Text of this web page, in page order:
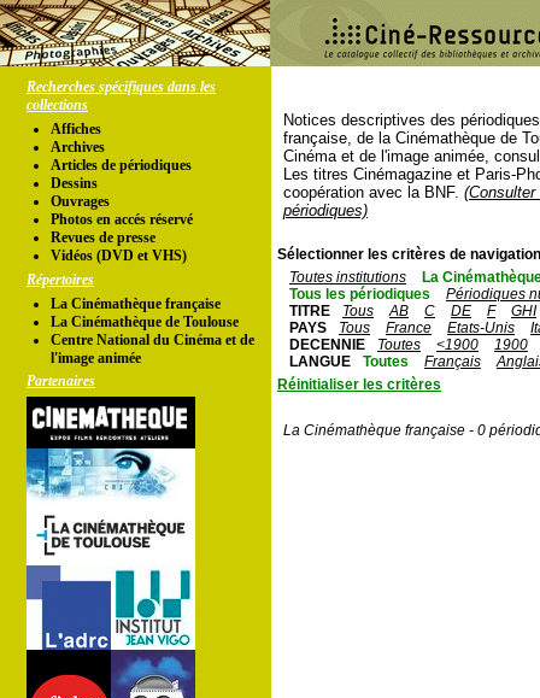
Recherches spécifiques dans les
collections
Affiches
Archives
Articles de périodiques
Dessins
Ouvrages
Photos en accés réservé
Revues de presse
Vidéos (DVD et VHS)
Répertoires
La Cinémathèque française
La Cinémathèque de Toulouse
Centre National du Cinéma et de
l'image animée
Partenaires
Notices descriptives des
française, de la Cinémathèque de
Cinéma et de l'image animée,
Les titres Cinémagazine et Paris-
coopération avec la BNF.
périodiques)
Sélectionner les critères de
Toutes institutions
La
Tous les périodiques
Périodiques
TITRE
Tous AB C DE F
GHI
PAYS
Tous France Etats-Unis
DECENNIE
Toutes <1900
1900
LANGUE
Toutes Français
Réinitialiser les critères
La Cinémathèque française - 0